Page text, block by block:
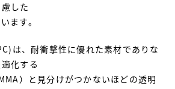
した
ます。
は、耐衝撃性に優れた素材でありな
化する
）と見分けがつかないほどの透明